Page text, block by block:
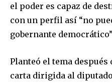
el poder es capaz de
con un perfil así “no
gobernante
Planteó el tema después
carta dirigida al